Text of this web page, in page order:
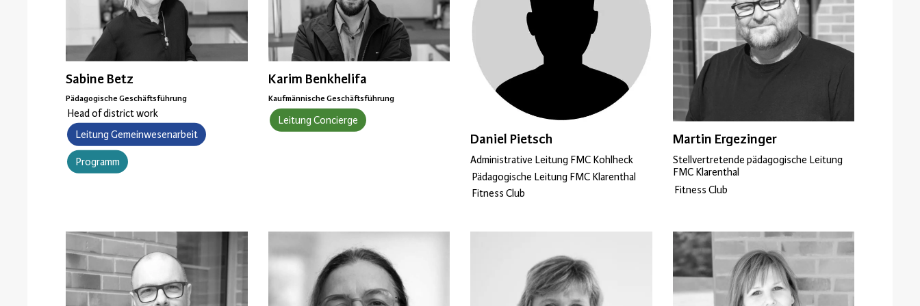
Sabine Betz
Pädagogische Geschäftsführung
Head of district work
Leitung Gemeinwesenarbeit
Programm
Karim Benkhelifa
Kaufmännische Geschäftsführung
Leitung Concierge
Daniel Pietsch
Administrative Leitung FMC Kohlheck
Pädagogische Leitung FMC Klarenthal
Fitness Club
Martin Ergezinger
Stellvertretende pädagogische Leitung
FMC Klarenthal
Fitness Club